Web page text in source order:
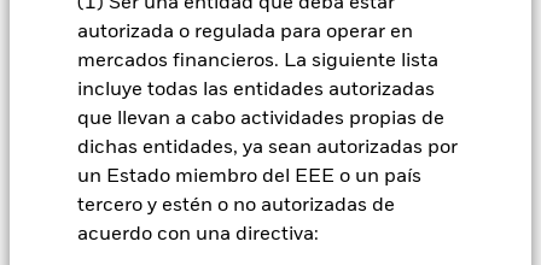
autorizada o regulada para operar en
mercados financieros. La siguiente lista
incluye todas las entidades autorizadas
que llevan a cabo actividades propias de
dichas entidades, ya sean autorizadas por
un Estado miembro del EEE o un país
tercero y estén o no autorizadas de
acuerdo con una directiva:
invierte al menos el 70% de sus activos totales en valores de
relativamente baja o que carecen de calificación, emitidos
por gobiernos y agencias de países, o por sociedades
domiciliadas o que ejerzan una parte preponderante de su
actividad económica en la región de Asia Pacífico. El Fondo
podrá invertir en una gama completa de valores de renta fija,
solvencia relativamente baja, o carecer de calificación. Entre
estos están los bonos y los instrumentos del mercado